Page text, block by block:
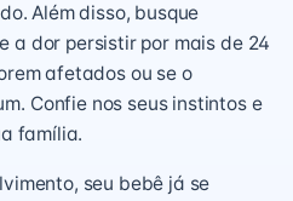
Além disso, busque
a dor persistir por mais de 24
afetados ou se o
Confie nos seus instintos e
família.
seu bebê já se